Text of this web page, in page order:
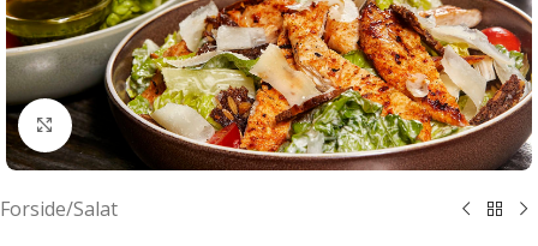
Klik for at forstørre
Forside/Salat